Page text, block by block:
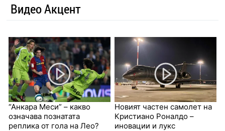
Видео Акцент
“Анкара Меси” – какво
означава познатата
реплика от гола на Лео?
Новият частен самолет на
Кристиано Роналдо –
иновации и лукс